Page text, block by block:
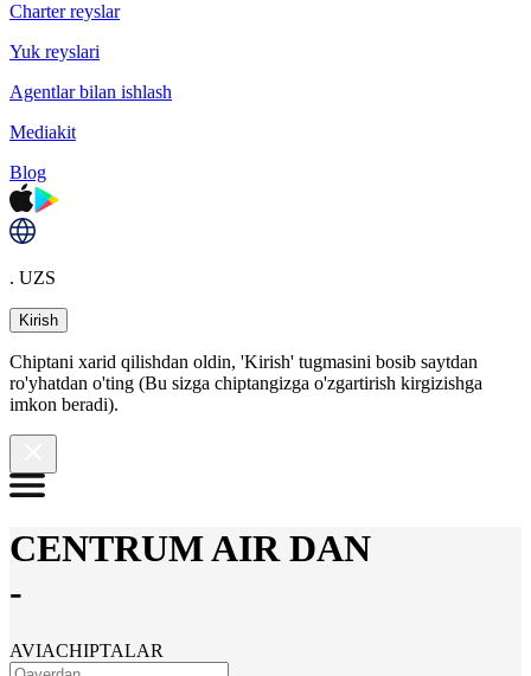
Charter reyslar
Yuk reyslari
Agentlar bilan ishlash
Mediakit
Blog
. UZS
Kirish
Chiptani xarid qilishdan oldin, 'Kirish' tugmasini bosib saytdan
ro'yhatdan o'ting (Bu sizga chiptangizga o'zgartirish kirgizishga
imkon beradi).
CENTRUM AIR DAN
-
AVIACHIPTALAR